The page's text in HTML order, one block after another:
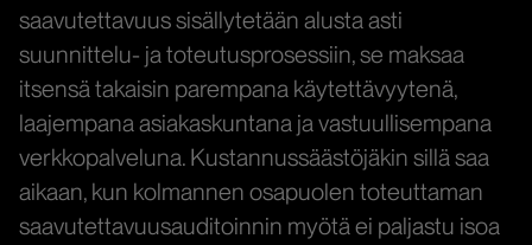
saavutettavuus sisällytetään alusta asti
suunnittelu- ja toteutusprosessiin, se maksaa
itsensä takaisin parempana käytettävyytenä,
laajempana asiakaskuntana ja vastuullisempana
verkkopalveluna. Kustannussäästöjäkin sillä saa
aikaan, kun kolmannen osapuolen toteuttaman
saavutettavuusauditoinnin myötä ei paljastu isoa